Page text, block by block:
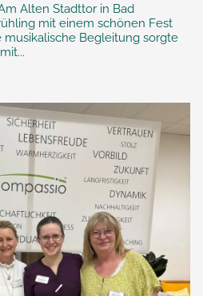
Alten Stadttor in Bad
mit einem schönen Fest
musikalische Begleitung sorgte